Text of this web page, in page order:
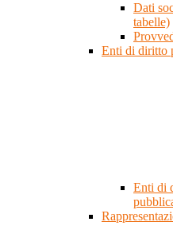
Dati
tabelle)
Enti di diritto
Enti di